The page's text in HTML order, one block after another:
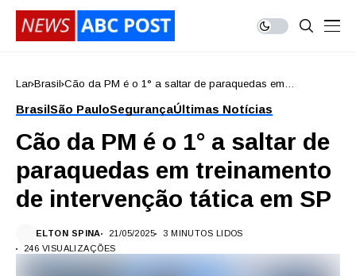
Lar Brasil Cão da PM é o 1° a saltar de paraquedas em
BrasilSão PauloSegurançaÚltimas Notícias
Cão da PM é o 1° a saltar de
paraquedas em treinamento
de intervenção tática em SP
ELTON SPINA 21/05/2025
3 MINUTOS LIDOS
246 VISUALIZAÇÕES